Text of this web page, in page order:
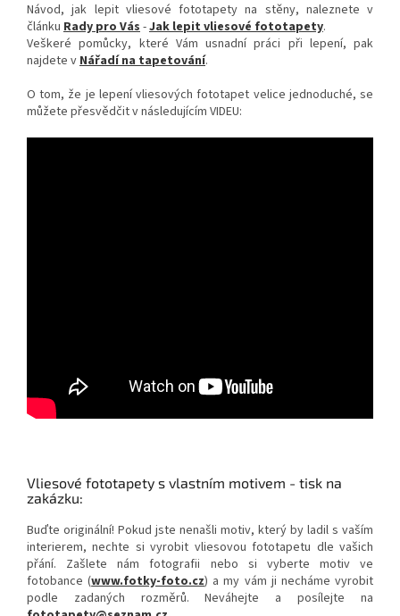
Návod, jak lepit vliesové fototapety na stěny, naleznete v
článku Rady pro Vás-Jak lepit vliesové fototapety.
Veškeré pomůcky, které Vám usnadní práci při lepení, pak
najdete vNářadí na tapetování.
O tom, že je lepení vliesových fototapet velice jednoduché, se
můžete přesvědčit v následujícím VIDEU:
Vliesové fototapety s vlastním motivem - tisk na
zakázku:
Buďte originální! Pokud jste nenašli motiv, který by ladil s vaším
interierem, nechte si vyrobit vliesovou fototapetu dle vašich
přání. Zašlete nám fotografii nebo si vyberte motiv ve
fotobance (www.fotky-foto.cz) a my vám ji necháme vyrobit
podle zadaných rozměrů. Neváhejte a posílejte na